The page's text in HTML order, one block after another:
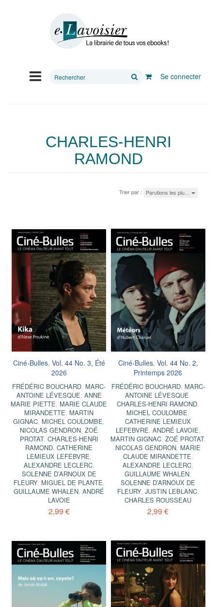
Rechercher
Se connecter
CHARLES-HENRI
RAMOND
Trier par : Parutions les plu…
Ciné-Bulles. Vol. 44 No. 3, Été
2026
FRÉDÉRIC BOUCHARD, MARC-
ANTOINE LÉVESQUE, ANNE
MARIE PIETTE, MARIE CLAUDE
MIRANDETTE, MARTIN
GIGNAC, MICHEL COULOMBE,
NICOLAS GENDRON,ZOÉ
PROTAT, CHARLES-HENRI
RAMOND,CATHERINE
LEMIEUX LEFEBVRE,
ALEXANDRE LECLERC,
SOLENNE D’ARNOUX DE
FLEURY, MIGUEL DE PLANTE,
GUILLAUME WHALEN,ANDRÉ
LAVOIE
2,99 €
Ciné-Bulles. Vol. 44 No. 2,
Printemps 2026
FRÉDÉRIC BOUCHARD, MARC-
ANTOINE LÉVESQUE,
CHARLES-HENRI RAMOND,
MICHEL COULOMBE,
CATHERINE LEMIEUX
LEFEBVRE, ANDRÉ LAVOIE,
MARTIN GIGNAC, ZOÉ PROTAT,
NICOLAS GENDRON, MARIE
CLAUDE MIRANDETTE,
ALEXANDRE LECLERC,
GUILLAUME WHALEN,
SOLENNE D’ARNOUX DE
FLEURY, JUSTIN LEBLANC,
CHARLES ROUSSEAU
2,99 €